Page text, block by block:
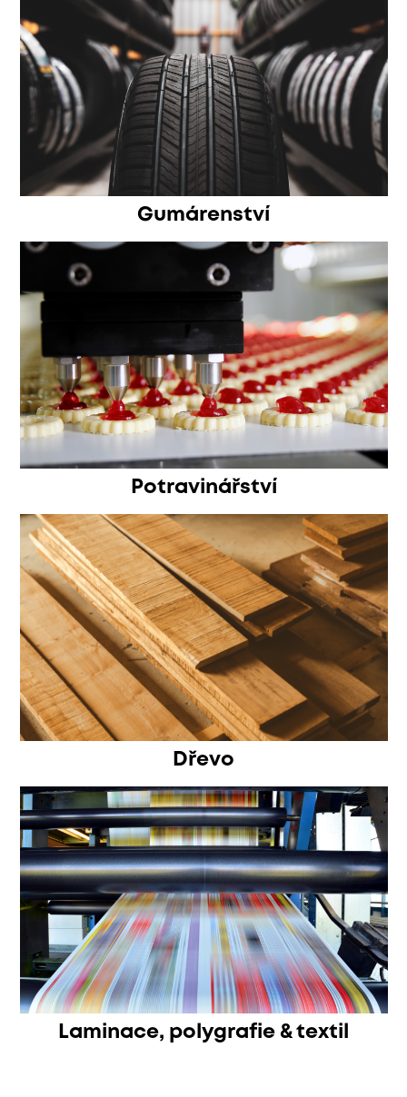
Gumárenství
Potravinářství
Dřevo
Laminace, polygrafie & textil